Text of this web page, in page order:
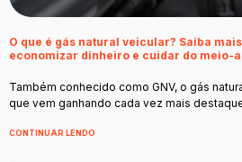
O que é gás natural veicular? Saiba
economizar dinheiro e cuidar do meio-
Também conhecido como GNV, o gás
que vem ganhando cada vez mais
CONTINUAR LENDO